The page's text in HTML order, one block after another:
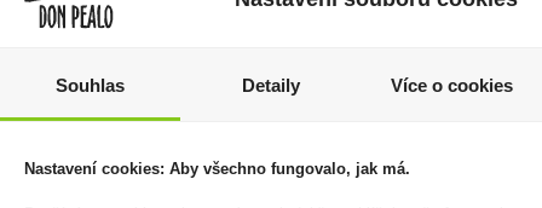
Vodka Finlandia Mango
429 Kč
Elegant Plants
Souhlas Detaily Více o cookies
Nastavení cookies: Aby všechno fungovalo, jak má.